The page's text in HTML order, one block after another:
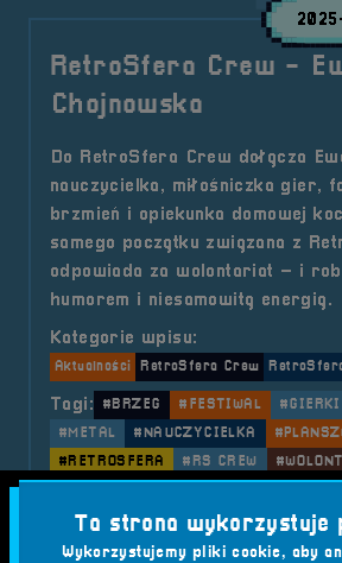
RetroSfera Crew -
Chojnowska
Do RetroSfera Crew dołącza
nauczycielka, miłośniczka gier,
brzmień i opiekunka domowej
samego początku związana z
odpowiada za wolontariat – i
humorem i niesamowitą energią.
Kategorie wpisu:
Aktualności RetroSfera Crew
Tagi: #BRZEG #FESTIWAL #GIERKI
#METAL
#NAUCZYCIELKA
#RETROSFERA
#RS CREW
Czytaj artykuło tytule
Ta strona wykorzystuje
Wykorzystujemy pliki cookie, aby